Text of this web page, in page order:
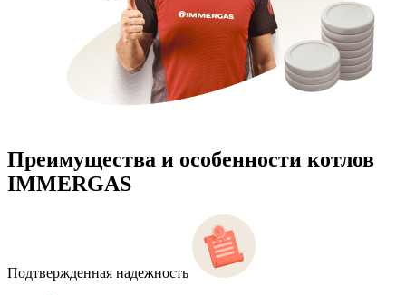
Преимущества и особенности котлов
IMMERGAS
Подтвержденная надежность